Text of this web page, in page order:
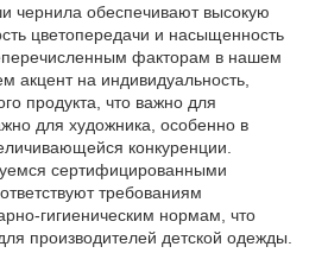
чернила обеспечивают высокую
цветопередачи и насыщенность
факторам в нашем
акцент на индивидуальность,
продукта, что важно для
для художника, особенно в
конкуренции.
сертифицированными
требованиям
гигиеническим нормам, что
производителей детской одежды.